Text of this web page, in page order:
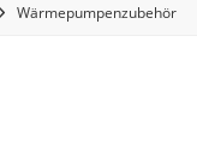
Wärmepumpenzubehör